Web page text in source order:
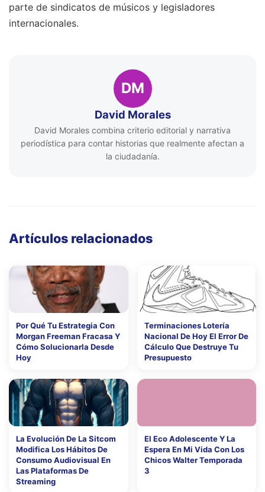
parte de sindicatos de músicos y legisladores
internacionales.
DM
David Morales
David Morales combina criterio editorial y narrativa
periodística para contar historias que realmente afectan a
la ciudadanía.
Artículos relacionados
Por Qué Tu Estrategia Con
Morgan Freeman Fracasa Y
Cómo Solucionarla Desde
Hoy
Terminaciones Lotería
Nacional De Hoy El Error De
Cálculo Que Destruye Tu
Presupuesto
La Evolución De La Sitcom
Modifica Los Hábitos De
Consumo Audiovisual En
Las Plataformas De
Streaming
El Eco Adolescente Y La
Espera En Mi Vida Con Los
Chicos Walter Temporada
3